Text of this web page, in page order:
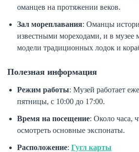
оманцев на протяжении веков.
Зал мореплавания: Оманцы
известными мореходами, и в музее
модели традиционных лодок и
Полезная информация
Режим работы: Музей работает
пятницы, с 10:00 до 17:00.
Время на посещение: Около часа,
осмотреть основные экспонаты.
Расположение: Гугл карты